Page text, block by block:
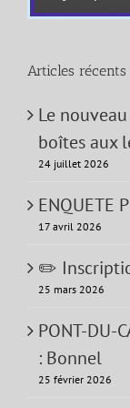
Articles récents
Le
boîtes aux
24 juillet 2026
ENQUETE
17 avril 2026
✏️
25 mars 2026
PONT-DU-
: Bonnel
25 février 2026